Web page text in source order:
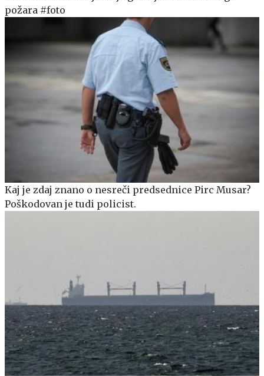
požara #foto
Kaj je zdaj znano o nesreči predsednice Pirc Musar?
Poškodovan je tudi policist.